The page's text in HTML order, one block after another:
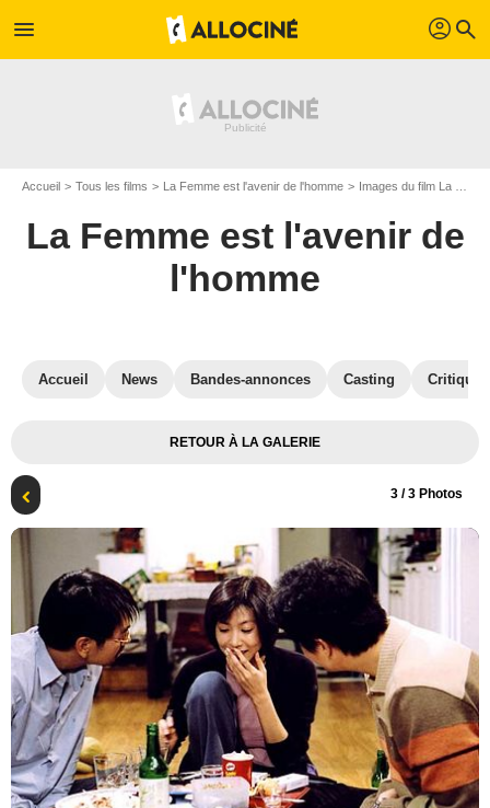
menu profil search
Accueil Tous les films La Femme est l'avenir de l'homme Images du film La Femme est l'avenir de l'homme
La Femme est l'avenir de
l'homme
Accueil News Bandes-annonces Casting
RETOUR À LA GALERIE
3 / 3 Photos